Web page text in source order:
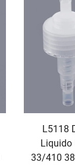
L5118
Liquido
33/410